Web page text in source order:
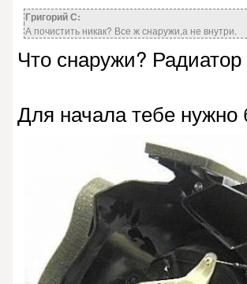
Григорий С:
А почистить никак? Все ж снаружи,а не внутри.
Что снаружи?
Для начала тебе нужно